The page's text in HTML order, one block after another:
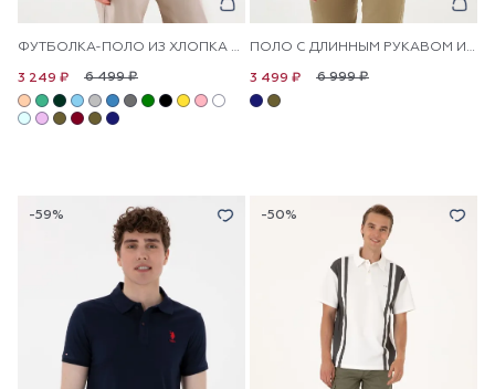
ФУТБОЛКА-ПОЛО ИЗ ХЛОПКА С КОНТРАСТНОЙ ПЛАНКОЙ
6 499 ₽
3 249 ₽
ПОЛО С ДЛИННЫМ РУКАВОМ ИЗ ХЛОПКА
6 999 ₽
3 499 ₽
-59% -50%